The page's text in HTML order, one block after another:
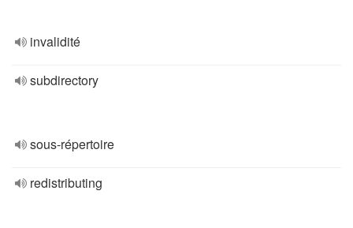
invalidité
subdirectory
sous-répertoire
redistributing